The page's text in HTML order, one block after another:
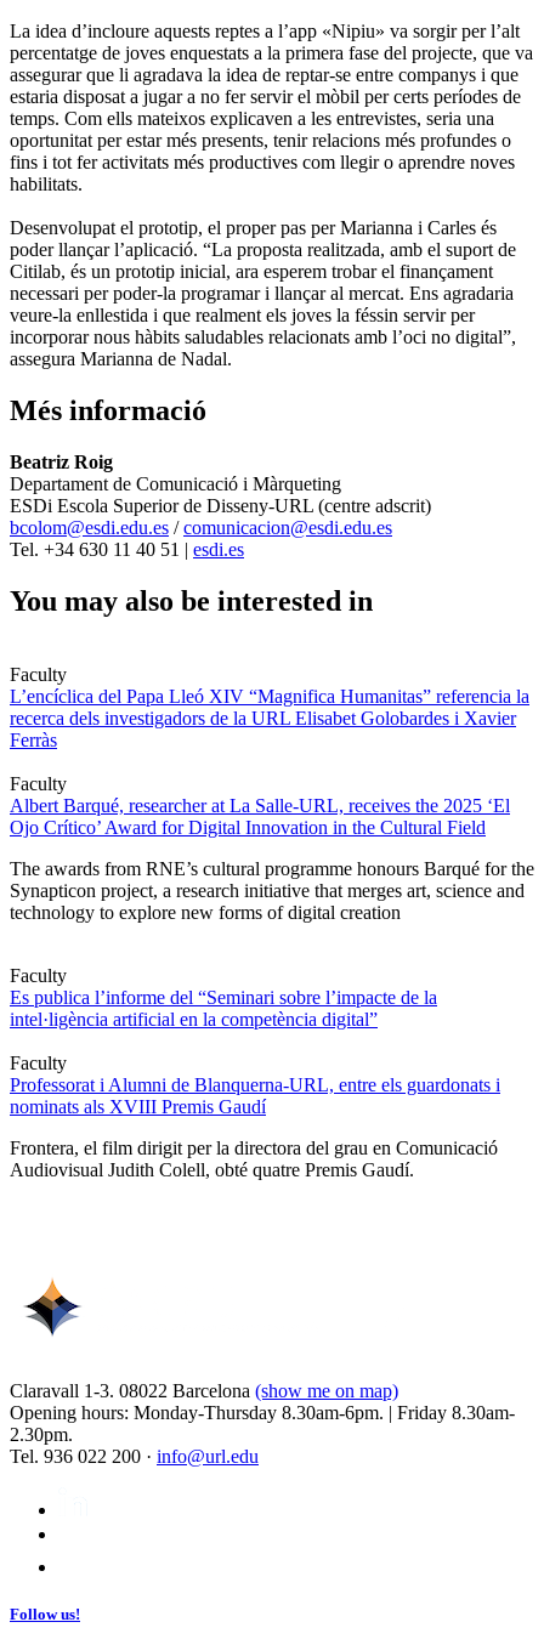
La idea d’incloure aquests reptes a l’app «Nipiu» va sorgir per l’alt
percentatge de joves enquestats a la primera fase del projecte, que va
assegurar que li agradava la idea de reptar-se entre companys i que
estaria disposat a jugar a no fer servir el mòbil per certs períodes de
temps. Com ells mateixos explicaven a les entrevistes, seria una
oportunitat per estar més presents, tenir relacions més profundes o
fins i tot fer activitats més productives com llegir o aprendre noves
habilitats.
Desenvolupat el prototip, el proper pas per Marianna i Carles és
poder llançar l’aplicació. “La proposta realitzada, amb el suport de
Citilab, és un prototip inicial, ara esperem trobar el finançament
necessari per poder-la programar i llançar al mercat. Ens agradaria
veure-la enllestida i que realment els joves la féssin servir per
incorporar nous hàbits saludables relacionats amb l’oci no digital”,
assegura Marianna de Nadal.
Més informació
Beatriz Roig
Departament de Comunicació i Màrqueting
ESDi Escola Superior de Disseny-URL (centre adscrit)
bcolom@esdi.edu.es /comunicacion@esdi.edu.es
Tel. +34 630 11 40 51 | esdi.es
You may also be interested in
Faculty
L’encíclica del Papa Lleó XIV “Magnifica Humanitas” referencia la
recerca dels investigadors de la URL Elisabet Golobardes i Xavier
Ferràs
Faculty
Albert Barqué, researcher at La Salle-URL, receives the 2025 ‘El
Ojo Crítico’ Award for Digital Innovation in the Cultural Field
The awards from RNE’s cultural programme honours Barqué for the
Synapticon project, a research initiative that merges art, science and
technology to explore new forms of digital creation
Faculty
Es publica l’informe del “Seminari sobre l’impacte de la
intel·ligència artificial en la competència digital”
Faculty
Professorat i Alumni de Blanquerna-URL, entre els guardonats i
nominats als XVIII Premis Gaudí
Frontera, el film dirigit per la directora del grau en Comunicació
Audiovisual Judith Colell, obté quatre Premis Gaudí.
Claravall 1-3. 08022 Barcelona (show me on map)
Opening hours: Monday-Thursday 8.30am-6pm. | Friday 8.30am-
2.30pm.
Tel. 936 022 200 · info@url.edu
Follow us!